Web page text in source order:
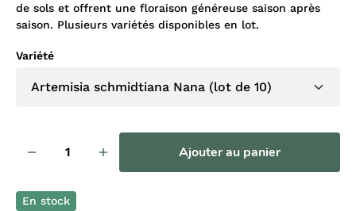
de sols et offrent une floraison généreuse saison après
saison. Plusieurs variétés disponibles en lot.
Variété
Ajouter au panier
En stock